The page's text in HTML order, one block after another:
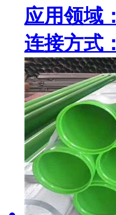
应用领域：
连接方式：